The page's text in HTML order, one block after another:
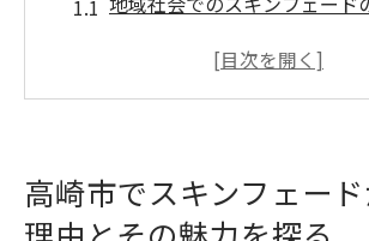
スタイリッシュさを増すスキ
フェードの技術
スキンフェードがもたらす印
高崎市でスキンフェー